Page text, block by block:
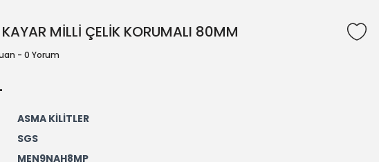
MİLLİ ÇELİK KORUMALI 80MM
- 0 Yorum
ASMA KİLİTLER
SGS
MEN9NAH8MP